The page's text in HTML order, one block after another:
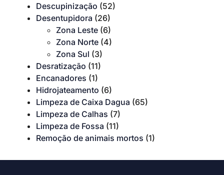
Descupinização (52)
Desentupidora (26)
Zona Leste (6)
Zona Norte (4)
Zona Sul (3)
Desratização (11)
Encanadores (1)
Hidrojateamento (6)
Limpeza de Caixa Dagua (65)
Limpeza de Calhas (7)
Limpeza de Fossa (11)
Remoção de animais mortos (1)